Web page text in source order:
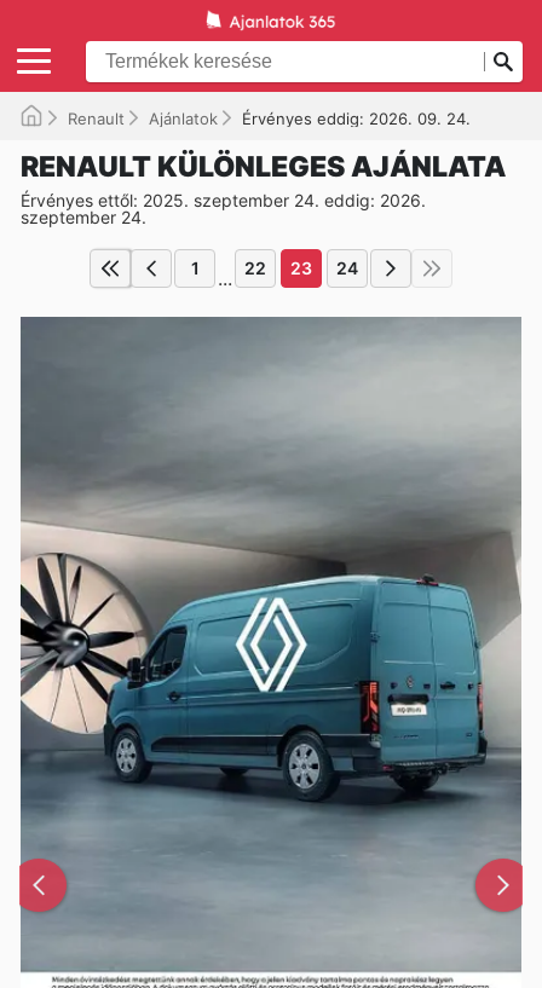
Renault Ajánlatok Érvényes eddig: 2026. 09. 24.
RENAULT KÜLÖNLEGES AJÁNLATA
Érvényes ettől: 2025. szeptember 24. eddig: 2026.
szeptember 24.
1 ... 22 23 24